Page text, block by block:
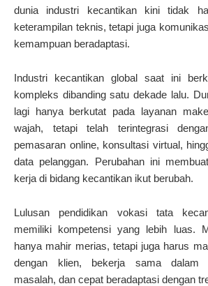
dunia industri kecantikan kini tidak
keterampilan teknis, tetapi juga
kemampuan beradaptasi.
Industri kecantikan global saat ini
kompleks dibanding satu dekade lalu.
lagi hanya berkutat pada layanan
wajah, tetapi telah terintegrasi
pemasaran online, konsultasi virtual,
data pelanggan. Perubahan ini
kerja di bidang kecantikan ikut berubah.
Lulusan pendidikan vokasi tata
memiliki kompetensi yang lebih luas.
hanya mahir merias, tetapi juga harus
dengan klien, bekerja sama dalam
masalah, dan cepat beradaptasi dengan